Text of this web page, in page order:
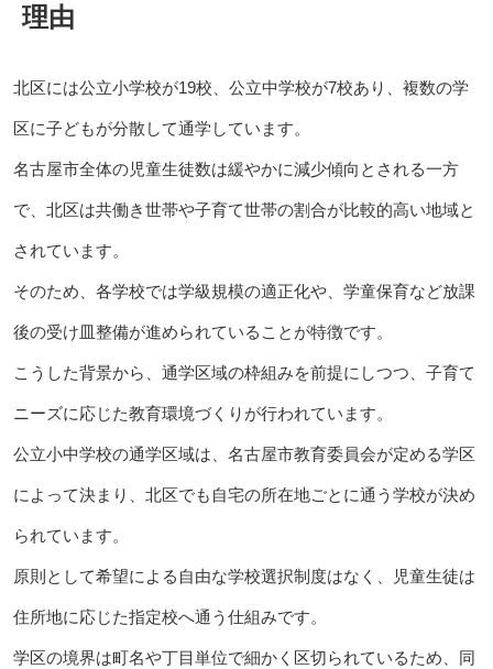
理由
北区には公立小学校が19校、公立中学校が7校あり、複数の学
区に子どもが分散して通学しています。
名古屋市全体の児童生徒数は緩やかに減少傾向とされる一方
で、北区は共働き世帯や子育て世帯の割合が比較的高い地域と
されています。
そのため、各学校では学級規模の適正化や、学童保育など放課
後の受け皿整備が進められていることが特徴です。
こうした背景から、通学区域の枠組みを前提にしつつ、子育て
ニーズに応じた教育環境づくりが行われています。
公立小中学校の通学区域は、名古屋市教育委員会が定める学区
によって決まり、北区でも自宅の所在地ごとに通う学校が決め
られています。
原則として希望による自由な学校選択制度はなく、児童生徒は
住所地に応じた指定校へ通う仕組みです。
学区の境界は町名や丁目単位で細かく区切られているため、同